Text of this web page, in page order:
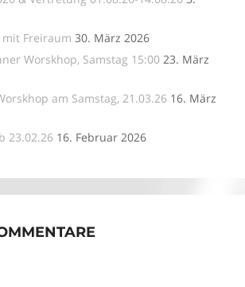
mit Freiraum 30. März 2026
Worskhop, Samstag 15:00 23. März
am Samstag, 21.03.26 16. März
23.02.26 16. Februar 2026